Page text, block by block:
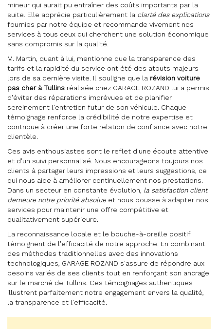
mineur qui aurait pu entraîner des coûts importants par la
suite. Elle apprécie particulièrement la clarté des explications
fournies par notre équipe et recommande vivement nos
services à tous ceux qui cherchent une solution économique
sans compromis sur la qualité.
M. Martin, quant à lui, mentionne que la transparence des
tarifs et la rapidité du service ont été des atouts majeurs
lors de sa dernière visite. Il souligne que la révision voiture
pas cher à Tullins réalisée chez GARAGE ROZAND lui a permis
d'éviter des réparations imprévues et de planifier
sereinement l'entretien futur de son véhicule. Chaque
témoignage renforce la crédibilité de notre expertise et
contribue à créer une forte relation de confiance avec notre
clientèle.
Ces avis enthousiastes sont le reflet d'une écoute attentive
et d'un suivi personnalisé. Nous encourageons toujours nos
clients à partager leurs impressions et leurs suggestions, ce
qui nous aide à améliorer continuellement nos prestations.
Dans un secteur en constante évolution, la satisfaction client
demeure notre priorité absolueet nous pousse à adapter nos
services pour maintenir une offre compétitive et
qualitativement supérieure.
La reconnaissance locale et le bouche-à-oreille positif
témoignent de l'efficacité de notre approche. En combinant
des méthodes traditionnelles avec des innovations
technologiques, GARAGE ROZAND s'assure de répondre aux
besoins variés de ses clients tout en renforçant son ancrage
sur le marché de Tullins. Ces témoignages authentiques
illustrent parfaitement notre engagement envers la qualité,
la transparence et l'efficacité.